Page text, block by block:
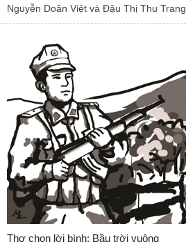
Nguyễn Doãn Việt và Đậu Thị Thu Trang.
Thơ chọn lời bình: Bầu trời vuông